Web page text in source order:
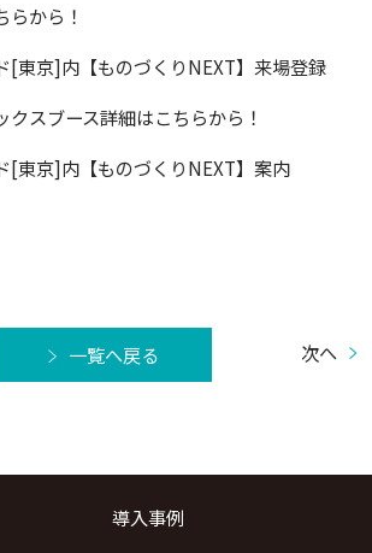
から！
[東京]内【ものづくりNEXT】来場登録
スブース詳細はこちらから！
[東京]内【ものづくりNEXT】案内
一覧へ戻る 次へ
導入事例